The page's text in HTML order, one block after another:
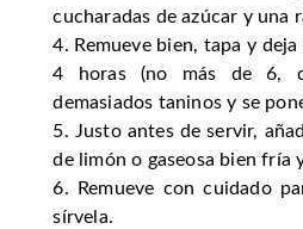
cucharadas de azúcar y una
Remueve bien, tapa y
4 horas (no más de 6,
demasiados taninos y se
Justo antes de servir,
de limón o gaseosa bien fría
Remueve con cuidado
sírvela.